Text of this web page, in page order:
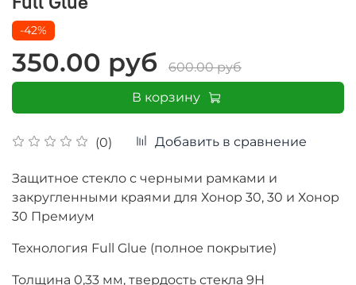
(0) Добавить в сравнение
-42%
350.00 руб
600.00 руб
В корзину
Защитное стекло с черными рамками и
закругленными краями для Хонор 30, 30 и Хонор
30 Премиум
Технология Full Glue (полное покрытие)
Толщина 0,33 мм, твердость стекла 9Н